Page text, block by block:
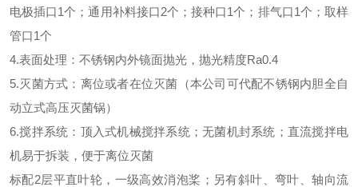
电极插口1个；通用补料接口2个；接种口1个；排气口1个；取样
管口1个
4.表面处理：不锈钢内外镜面抛光，抛光精度Ra0.4
5.灭菌方式：离位或者在位灭菌（本公司可代配不锈钢内胆全自
动立式高压灭菌锅）
6.搅拌系统：顶入式机械搅拌系统；无菌机封系统；直流搅拌电
机易于拆装，便于离位灭菌
标配2层平直叶轮，一级高效消泡桨；另有斜叶、弯叶、轴向流